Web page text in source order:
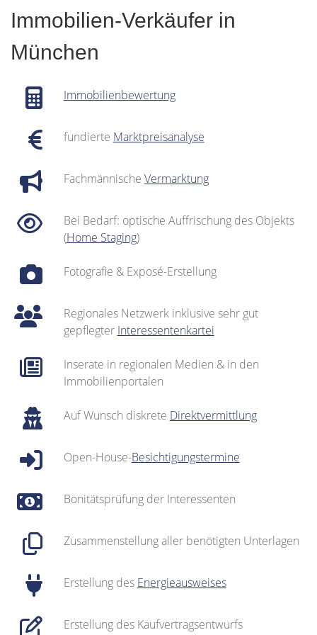
Immobilien-Verkäufer in
München
Immobilienbewertung
fundierte Marktpreisanalyse
Fachmännische Vermarktung
Bei Bedarf: optische Auffrischung des Objekts
(Home Staging)
Fotografie & Exposé-Erstellung
Regionales Netzwerk inklusive sehr gut
gepflegter Interessentenkartei
Inserate in regionalen Medien & in den
Immobilienportalen
Auf Wunsch diskrete Direktvermittlung
Open-House-Besichtigungstermine
Bonitätsprüfung der Interessenten
Zusammenstellung aller benötigten Unterlagen
Erstellung des Energieausweises
Erstellung des Kaufvertragsentwurfs